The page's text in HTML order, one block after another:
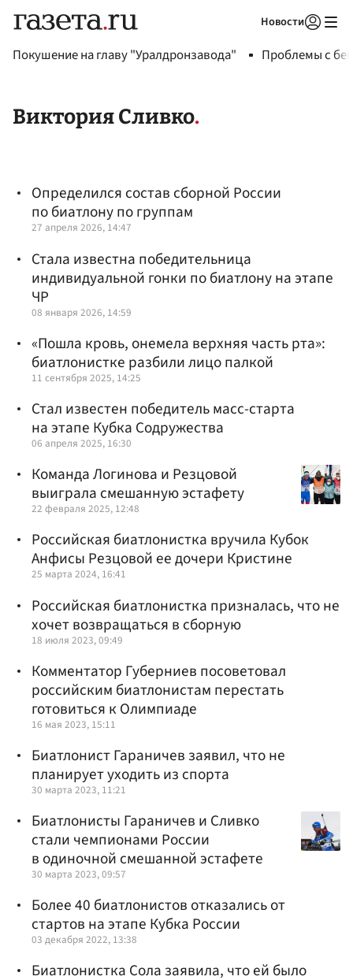
Новости
Покушение на главу "Уралдронзавода" Проблемы с
Виктория Сливко
Определился состав сборной России
по биатлону по группам
27 апреля 2026, 14:47
Стала известна победительница
индивидуальной гонки по биатлону на этапе
ЧР
08 января 2026, 14:59
«Пошла кровь, онемела верхняя часть рта»:
биатлонистке разбили лицо палкой
11 сентября 2025, 14:25
Стал известен победитель масс-старта
на этапе Кубка Содружества
06 апреля 2025, 16:30
Команда Логинова и Резцовой
выиграла смешанную эстафету
22 февраля 2025, 12:48
Российская биатлонистка вручила Кубок
Анфисы Резцовой ее дочери Кристине
25 марта 2024, 16:41
Российская биатлонистка призналась, что не
хочет возвращаться в сборную
18 июля 2023, 09:49
Комментатор Губерниев посоветовал
российским биатлонистам перестать
готовиться к Олимпиаде
16 мая 2023, 15:11
Биатлонист Гараничев заявил, что не
планирует уходить из спорта
30 марта 2023, 11:21
Биатлонисты Гараничев и Сливко
стали чемпионами России
в одиночной смешанной эстафете
30 марта 2023, 09:57
Более 40 биатлонистов отказались от
стартов на этапе Кубка России
03 декабря 2022, 13:38
Биатлонистка Сола заявила, что ей было